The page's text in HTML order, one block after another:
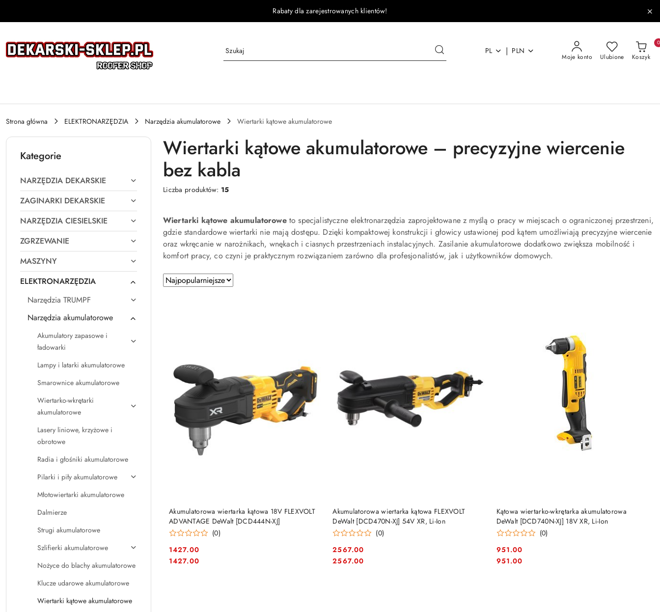
Rabaty dla zarejestrowanych klientów!
PL | PLN
Moje konto Ulubione Koszyk
0
Strona główna ELEKTRONARZĘDZIA Narzędzia akumulatorowe Wiertarki kątowe akumulatorowe
Kategorie
NARZĘDZIA DEKARSKIE
ZAGINARKI DEKARSKIE
NARZĘDZIA CIESIELSKIE
ZGRZEWANIE
MASZYNY
ELEKTRONARZĘDZIA
Narzędzia TRUMPF
Narzędzia akumulatorowe
Akumulatory zapasowe i
ładowarki
Lampy i latarki akumulatorowe
Smarownice akumulatorowe
Wiertarko-wkrętarki
akumulatorowe
Lasery liniowe, krzyżowe i
obrotowe
Radia i głośniki akumulatorowe
Pilarki i piły akumulatorowe
Młotowiertarki akumulatorowe
Dalmierze
Strugi akumulatorowe
Szlifierki akumulatorowe
Nożyce do blachy akumulatorowe
Klucze udarowe akumulatorowe
Wiertarki kątowe akumulatorowe
Wiertarki kątowe akumulatorowe – precyzyjne wiercenie
bez kabla
Liczba produktów: 15
Wiertarki kątowe akumulatoroweto specjalistyczne elektronarzędzia zaprojektowane z myślą o pracy w miejscach o ograniczonej przestrzeni,
gdzie standardowe wiertarki nie mają dostępu. Dzięki kompaktowej konstrukcji i głowicy ustawionej pod kątem umożliwiają precyzyjne wiercenie
oraz wkręcanie w narożnikach, wnękach i ciasnych przestrzeniach instalacyjnych. Zasilanie akumulatorowe dodatkowo zwiększa mobilność i
komfort pracy, co czyni je praktycznym rozwiązaniem zarówno dla profesjonalistów, jak i użytkowników domowych.
Zastosowano
sortowanie:
Sortuj
według
Akumulatorowa wiertarka kątowa 18V FLEXVOLT
ADVANTAGE DeWalt [DCD444N-XJ]
(0)
Cena:
1427.00
Cena:
1427.00
DO KOSZYKA
Akumulatorowa wiertarka kątowa FLEXVOLT
DeWalt [DCD470N-XJ] 54V XR, Li-Ion
(0)
Cena:
2567.00
Cena:
2567.00
DO KOSZYKA
Kątowa wiertarko-wkrętarka akumulatorowa
DeWalt [DCD740N-XJ] 18V XR, Li-Ion
(0)
Cena:
951.00
Cena:
951.00
DO KOSZYKA